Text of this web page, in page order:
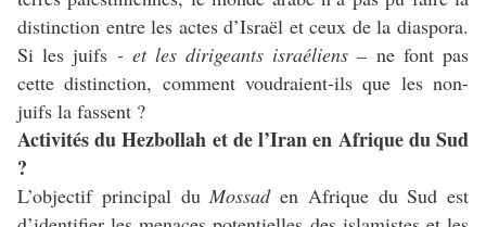
distinction entre les actes d’Israël et ceux de la diaspora.
Si les juifs - et les dirigeants israéliens – ne font pas
cette distinction, comment voudraient-ils que les non-
juifs la fassent ?
Activités du Hezbollah et de l’Iran en Afrique du Sud
?
L’objectif principal duMossaden Afrique du Sud est